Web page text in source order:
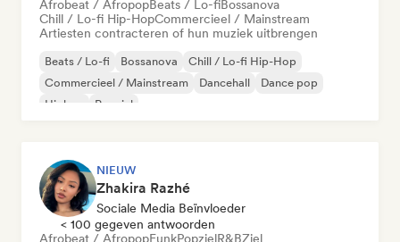
Afrobeat / AfropopBeats / Lo-fiBossanova
Chill / Lo-fi Hip-HopCommercieel / Mainstream
Artiesten contracteren of hun muziek uitbrengen
Beats / Lo-fi Bossanova
Chill / Lo-fi Hip-Hop
Commercieel / Mainstream
Dancehall
Dance pop
Hiphop
Popziel
NIEUW
Zhakira Razhé
Sociale Media Beïnvloeder
< 100 gegeven antwoorden
Afrobeat / AfropopFunkPopzielR&BZiel